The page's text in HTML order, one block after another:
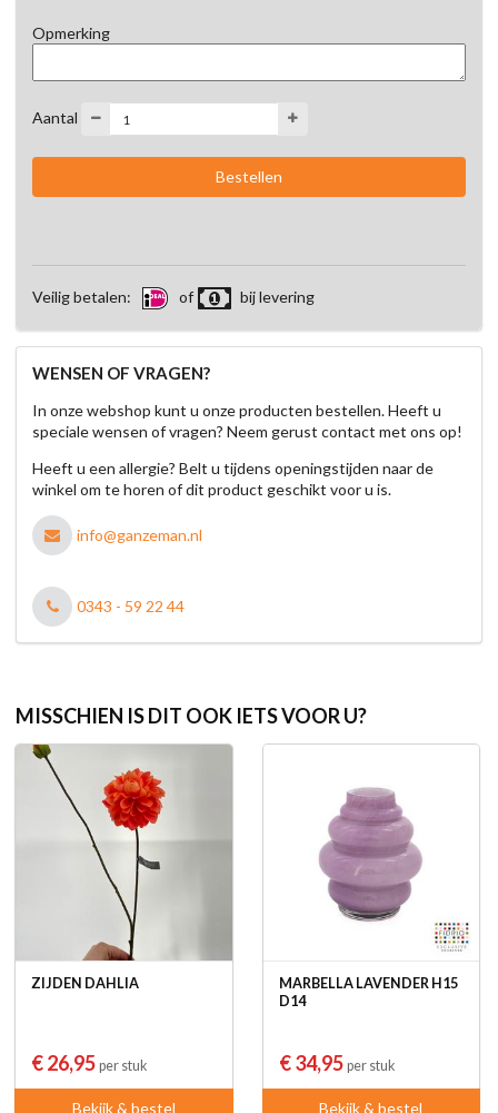
Opmerking
Aantal
Veilig betalen: of bij levering
WENSEN OF VRAGEN?
In onze webshop kunt u onze producten bestellen. Heeft u
speciale wensen of vragen? Neem gerust contact met ons op!
Heeft u een allergie? Belt u tijdens openingstijden naar de
winkel om te horen of dit product geschikt voor u is.
info@ganzeman.nl
0343 - 59 22 44
MISSCHIEN IS DIT OOK IETS VOOR U?
ZIJDEN DAHLIA
€ 26,95 per stuk
Bekijk & bestel
MARBELLA LAVENDER H15
D14
€ 34,95 per stuk
Bekijk & bestel